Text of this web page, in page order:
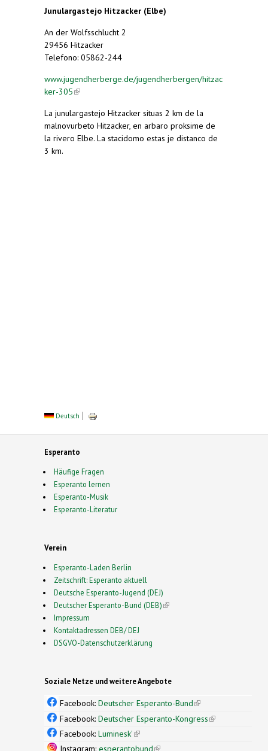
Junulargastejo Hitzacker (Elbe)
An der Wolfsschlucht 2
29456 Hitzacker
Telefono: 05862-244
www.jugendherberge.de/jugendherbergen/hitzac
ker-305(link is external)
La junulargastejo Hitzacker situas 2 km de la
malnovurbeto Hitzacker, en arbaro proksime de
la rivero Elbe. La stacidomo estas je distanco de
3 km.
Deutsch
Esperanto
Häufige Fragen
Esperanto lernen
Esperanto-Musik
Esperanto-Literatur
Verein
Esperanto-Laden Berlin
Zeitschrift: Esperanto aktuell
Deutsche Esperanto-Jugend (DEJ)
Deutscher Esperanto-Bund (DEB)(link is external)
Impressum
Kontaktadressen DEB/ DEJ
DSGVO-Datenschutzerklärung
Soziale Netze und weitere Angebote
Facebook: Deutscher Esperanto-Bund(link is
external)
Facebook: Deutscher Esperanto-Kongress(link is
Facebook: Luminesk'(link is external)